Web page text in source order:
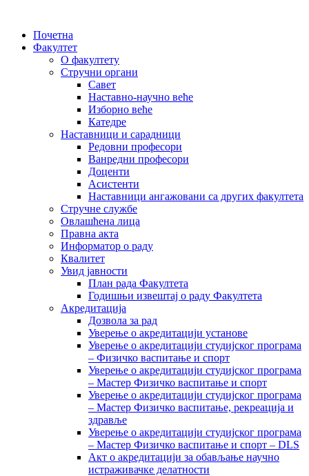
Почетна
Факултет
О факултету
Стручни органи
Савет
Наставно-научно веће
Изборно веће
Катедре
Наставници и сарадници
Редовни професори
Ванредни професори
Доценти
Асистенти
Наставници ангажовани са других факултета
Стручне службе
Овлашћена лица
Правна акта
Информатор о раду
Квалитет
Увид јавности
План рада Факултета
Годишњи извештај о раду Факултета
Акредитација
Дозвола за рад
Уверење о акредитацији установе
Уверење о акредитацији студијског програма
– Физичко васпитање и спорт
Уверење о акредитацији студијског програма
– Мастер Физичко васпитање и спорт
Уверење о акредитацији студијског програма
– Мастер Физичко васпитање, рекреација и
здравље
Уверење о акредитацији студијског програма
– Мастер Физичко васпитање и спорт – DLS
Акт о акредитацији за обављање научно
истраживачке делатности